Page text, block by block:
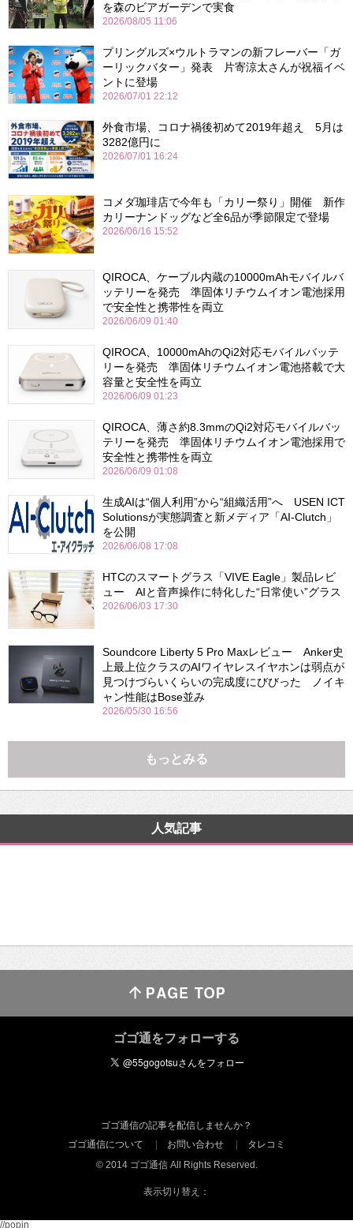
を森のビアガーデンで実食
2026/08/05 11:06
プリングルズ×ウルトラマンの新フレーバー「ガ
ーリックバター」発表 片寄涼太さんが祝福イベ
ントに登場
2026/07/01 22:12
外食市場、コロナ禍後初めて2019年超え 5月は
3282億円に
2026/07/01 16:24
コメダ珈琲店で今年も「カリー祭り」開催 新作
カリーナンドッグなど全6品が季節限定で登場
2026/06/16 15:52
QIROCA、ケーブル内蔵の10000mAhモバイルバ
ッテリーを発売 準固体リチウムイオン電池採用
で安全性と携帯性を両立
2026/06/09 01:40
QIROCA、10000mAhのQi2対応モバイルバッテ
リーを発売 準固体リチウムイオン電池搭載で大
容量と安全性を両立
2026/06/09 01:23
QIROCA、薄さ約8.3mmのQi2対応モバイルバッ
テリーを発売 準固体リチウムイオン電池採用で
安全性と携帯性を両立
2026/06/09 01:08
生成AIは“個人利用”から“組織活用”へ USEN ICT
Solutionsが実態調査と新メディア「AI-Clutch」
を公開
2026/06/08 17:08
HTCのスマートグラス「VIVE Eagle」製品レビ
ュー AIと音声操作に特化した“日常使い”グラス
2026/06/03 17:30
Soundcore Liberty 5 Pro Maxレビュー Anker史
上最上位クラスのAIワイヤレスイヤホンは弱点が
見つけづらいくらいの完成度にびびった ノイキ
ャン性能はBose並み
2026/05/30 16:56
もっとみる
人気記事
ゴゴ通をフォローする
ゴゴ通信の記事を配信しませんか？
ゴゴ通信について
お問い合わせ
タレコミ
© 2014 ゴゴ通信 All Rights Reserved.
表示切り替え：
//popin